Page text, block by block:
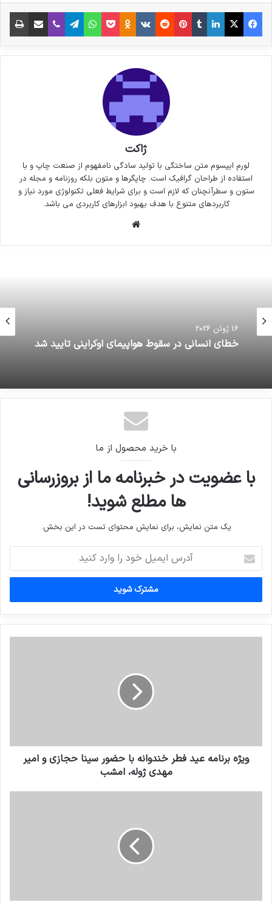
فیس بوک X لینکدین
‫تامبلر‫پین‌ترست
‫رددیت‫VKontakte
‫Odnoklassniki
پاکتواتس آپ تلگراموایبر اشتراک گذاری از طریق ایمیل
ژاکت
لورم ایپسوم متن ساختگی با تولید سادگی نامفهوم از صنعت چاپ و با
استفاده از طراحان گرافیک است. چاپگرها و متون بلکه روزنامه و مجله در
ستون و سطرآنچنان که لازم است و برای شرایط فعلی تکنولوژی مورد نیاز و
کاربردهای متنوع با هدف بهبود ابزارهای کاربردی می باشد.
16 ژوئن 2026
خطای انسانی در سقوط هواپیمای اوکراینی تایید شد
با خرید محصول از ما
با عضویت در خبرنامه ما از بروزرسانی
ها مطلع شوید!
یک متن نمایش، برای نمایش محتوای تست در این بخش.
ایمیل
خود
وارد
کنید
ويژه برنامه عيد فطر خندوانه با حضور سينا حجازي و امير
مهدي ژوله، امشب